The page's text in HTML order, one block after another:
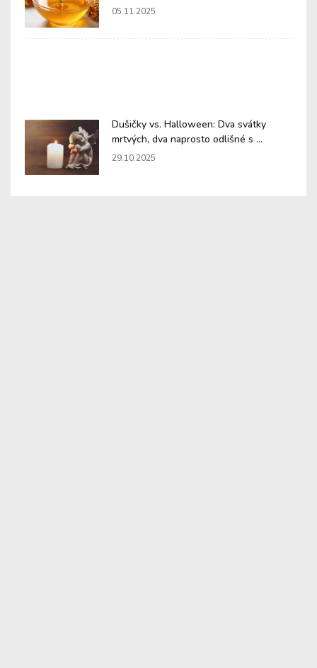
05.11.2025
Dušičky vs. Halloween: Dva svátky
mrtvých, dva naprosto odlišné s ...
29.10.2025